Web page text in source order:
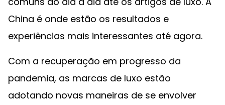
China é onde estão os resultados e
experiências mais interessantes até agora.
Com a recuperação em progresso da
pandemia, as marcas de luxo estão
adotando novas maneiras de se envolver